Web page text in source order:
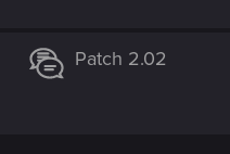
Patch 2.02